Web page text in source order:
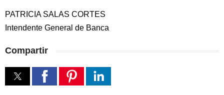
PATRICIA SALAS CORTES
Intendente General de Banca
Compartir